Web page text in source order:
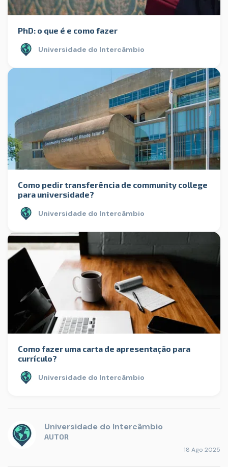
PhD: o que é e como fazer
Universidade do Intercâmbio
Como pedir transferência de community college
para universidade?
Universidade do Intercâmbio
Como fazer uma carta de apresentação para
currículo?
Universidade do Intercâmbio
Universidade do Intercâmbio
AUTOR
18 Ago 2025